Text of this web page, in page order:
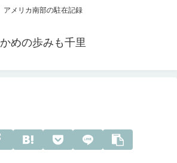
アメリカ南部の駐在記録
かめの歩みも千里